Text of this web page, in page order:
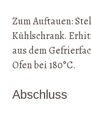
Zum Auftauen:
Kühlschrank.
aus dem
Ofen bei 180°C.
Abschluss